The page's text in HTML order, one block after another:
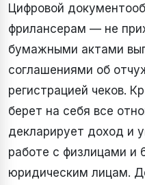
Цифровой
фрилансерам — не
бумажными актами
соглашениями об
регистрацией чеков.
берет на себя все
декларирует доход и
работе с физлицами и
юридическим лицам.